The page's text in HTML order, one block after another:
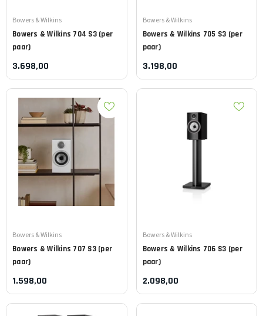
Leverancier:
Bowers & Wilkins
Bowers & Wilkins 704 S3 (per
paar)
3.698,00
Leverancier:
Bowers & Wilkins
Bowers & Wilkins 705 S3 (per
paar)
3.198,00
Leverancier:
Bowers & Wilkins
Bowers & Wilkins 707 S3 (per
paar)
1.598,00
Leverancier:
Bowers & Wilkins
Bowers & Wilkins 706 S3 (per
paar)
2.098,00